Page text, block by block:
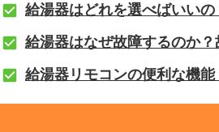
給湯器はどれを選べばいいの
給湯器はなぜ故障するのか？
給湯器リモコンの便利な機能